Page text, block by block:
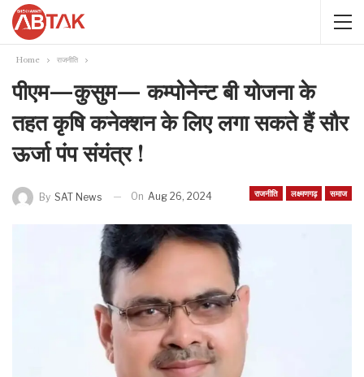
Home राजनीति
पीएम—कुसुम— कम्पोनेन्ट बी योजना के
तहत कृषि कनेक्शन के लिए लगा सकते हैं सौर
ऊर्जा पंप संयंत्र !
राजनीति लक्ष्मणगढ़ समाज
By SAT News On Aug 26, 2024